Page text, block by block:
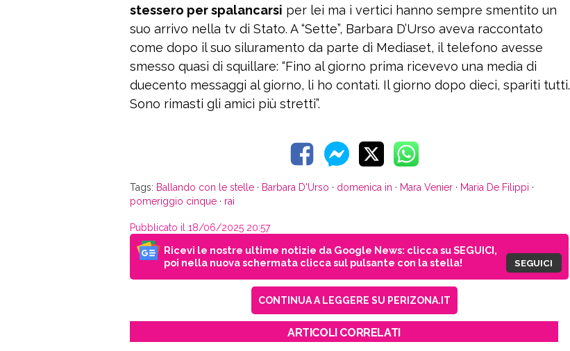
stessero per spalancarsi per lei ma i vertici hanno sempre smentito un
suo arrivo nella tv di Stato. A “Sette”, Barbara D’Urso aveva raccontato
come dopo il suo siluramento da parte di Mediaset, il telefono avesse
smesso quasi di squillare: “Fino al giorno prima ricevevo una media di
duecento messaggi al giorno, li ho contati. Il giorno dopo dieci, spariti tutti.
Sono rimasti gli amici più stretti”.
Tags: Ballando con le stelle · Barbara D'Urso · domenica in · Mara Venier · Maria De Filippi ·
pomeriggio cinque · rai
Pubblicato il 18/06/2025 20:57
Ricevi le nostre ultime notizie da Google News: clicca su SEGUICI,
poi nella nuova schermata clicca sul pulsante con la stella!
SEGUICI
CONTINUA A LEGGERE SU PERIZONA.IT
ARTICOLI CORRELATI